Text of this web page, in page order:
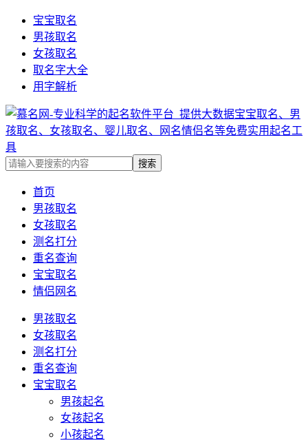
宝宝取名
男孩取名
女孩取名
取名字大全
用字解析
首页
男孩取名
女孩取名
测名打分
重名查询
宝宝取名
情侣网名
男孩取名
女孩取名
测名打分
重名查询
宝宝取名
男孩起名
女孩起名
小孩起名